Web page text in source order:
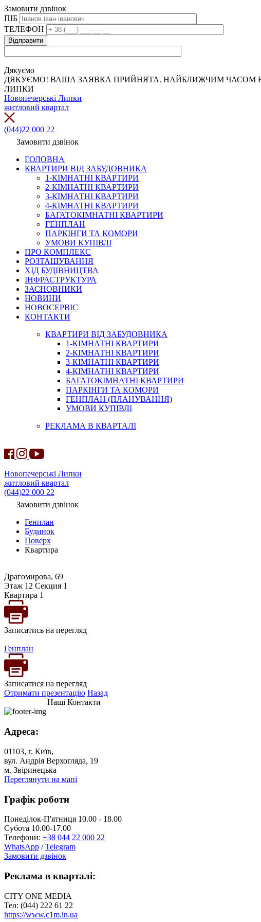
Замовити дзвінок
ПІБ
ТЕЛЕФОН
Дякуємо
ДЯКУЄМО! ВАША ЗАЯВКА ПРИЙНЯТА. НАЙБЛИЖЧИМ ЧАСОМ
ЛИПКИ
Новопечерські Липки
житловий квартал
(044)22 000 22
Замовити дзвінок
ГОЛОВНА
КВАРТИРИ ВІД ЗАБУДОВНИКА
1-КІМНАТНІ КВАРТИРИ
2-КІМНАТНІ КВАРТИРИ
3-КІМНАТНІ КВАРТИРИ
4-КІМНАТНІ КВАРТИРИ
БАГАТОКІМНАТНІ КВАРТИРИ
ГЕНПЛАН
ПАРКІНГИ ТА КОМОРИ
УМОВИ КУПІВЛІ
ПРО КОМПЛЕКС
РОЗТАШУВАННЯ
ХІД БУДІВНИЦТВА
ІНФРАСТРУКТУРА
ЗАСНОВНИКИ
НОВИНИ
НОВОСЕРВІС
КОНТАКТИ
КВАРТИРИ ВІД ЗАБУДОВНИКА
1-КІМНАТНІ КВАРТИРИ
2-КІМНАТНІ КВАРТИРИ
3-КІМНАТНІ КВАРТИРИ
4-КІМНАТНІ КВАРТИРИ
БАГАТОКІМНАТНІ КВАРТИРИ
ПАРКІНГИ ТА КОМОРИ
ГЕНПЛАН (ПЛАНУВАННЯ)
УМОВИ КУПІВЛІ
РЕКЛАМА В КВАРТАЛІ
Новопечерські Липки
житловий квартал
(044)22 000 22
Замовити дзвінок
Генплан
Будинок
Поверх
Квартира
Драгомирова, 69
Этаж 12 Секция 1
Квартира 1
Записатись на перегляд
Генплан
Записатися на перегляд
Отримати презентацію Назад
Наші Контакти
Адреса:
01103, г. Київ,
вул. Андрія Верхогляда, 19
м. Звіринецька
Переглянути на мапі
Графік роботи
Понеділок-П'ятниця 10.00 - 18.00
Субота 10.00-17.00
Телефони: +38 044 22 000 22
WhatsApp /Telegram
Замовити дзвінок
Реклама в кварталі:
CITY ONE MEDIA
Тел: (044) 222 61 22
https://www.c1m.in.ua